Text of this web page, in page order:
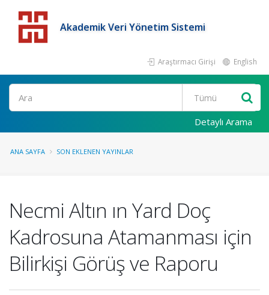
Akademik Veri Yönetim Sistemi
Araştırmacı Girişi English
Detaylı Arama
ANA SAYFA SON EKLENEN YAYINLAR
Necmi Altın ın Yard Doç
Kadrosuna Atamanması için
Bilirkişi Görüş ve Raporu